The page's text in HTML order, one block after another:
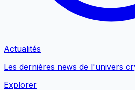
Actualités
Les dernières news de l'univers
Explorer